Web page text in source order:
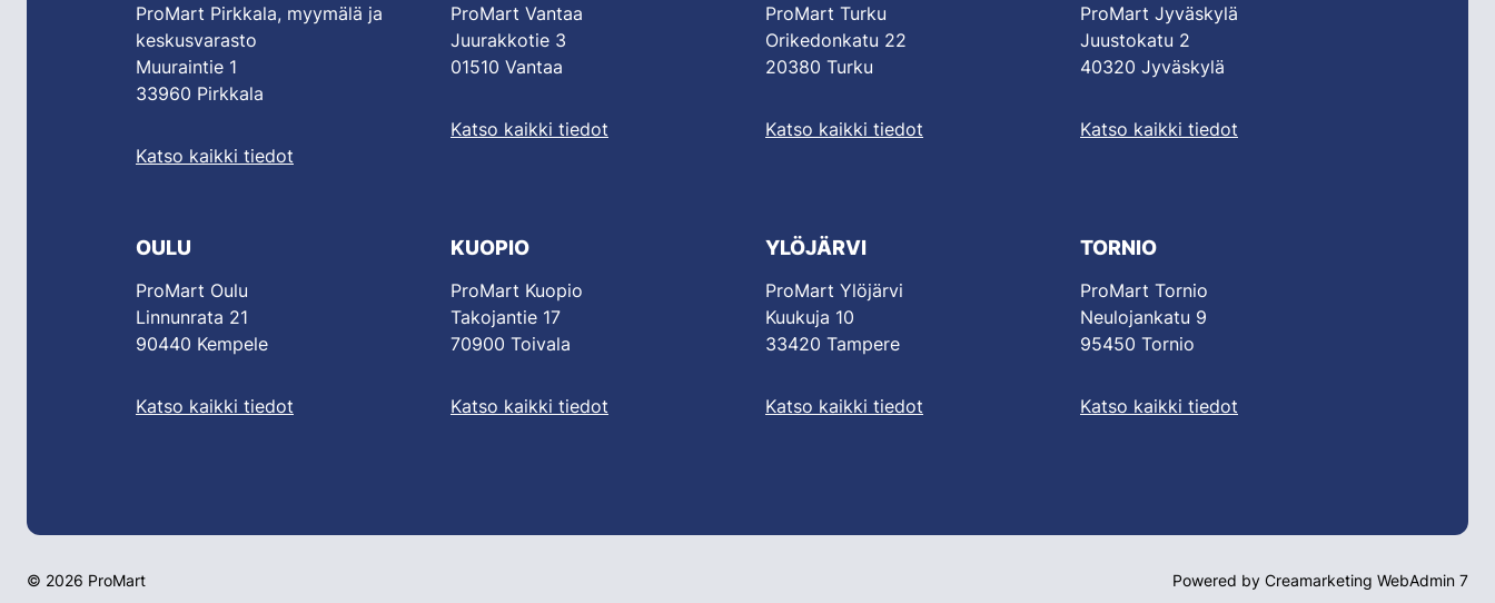
ProMart Pirkkala, myymälä ja
keskusvarasto
Muuraintie 1
33960 Pirkkala
Katso kaikki tiedot
ProMart Vantaa
Juurakkotie 3
01510 Vantaa
Katso kaikki tiedot
ProMart Turku
Orikedonkatu 22
20380 Turku
Katso kaikki tiedot
ProMart Jyväskylä
Juustokatu 2
40320 Jyväskylä
Katso kaikki tiedot
OULU
ProMart Oulu
Linnunrata 21
90440 Kempele
Katso kaikki tiedot
KUOPIO
ProMart Kuopio
Takojantie 17
70900 Toivala
Katso kaikki tiedot
YLÖJÄRVI
ProMart Ylöjärvi
Kuukuja 10
33420 Tampere
Katso kaikki tiedot
TORNIO
ProMart Tornio
Neulojankatu 9
95450 Tornio
Katso kaikki tiedot
© 2026 ProMart Powered by Creamarketing WebAdmin 7